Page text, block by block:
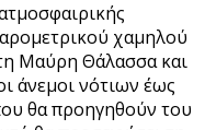
χαμηλού
Μαύρη Θάλασσα και
άνεμοι νότιων έως
θα προηγηθούν του